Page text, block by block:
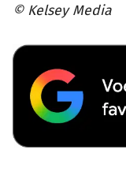
© Kelsey Media